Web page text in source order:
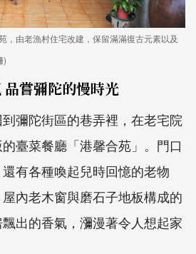
，由老漁村住宅改建，保留滿滿復古元素以及
)
嘗彌陀的慢時光
彌陀街區的巷弄裡，在老宅院
臺菜餐廳「港馨合苑」。門口
有各種喚起兒時回憶的老物
內老木窗與磨石子地板構成的
出的香氣，瀰漫著令人想起家